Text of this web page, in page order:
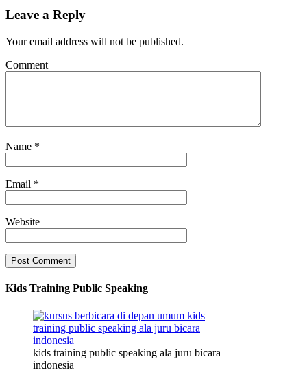
Leave a Reply
Your email address will not be published.
Comment
Name *
Email *
Website
Kids Training Public Speaking
kids training public speaking ala juru bicara
indonesia